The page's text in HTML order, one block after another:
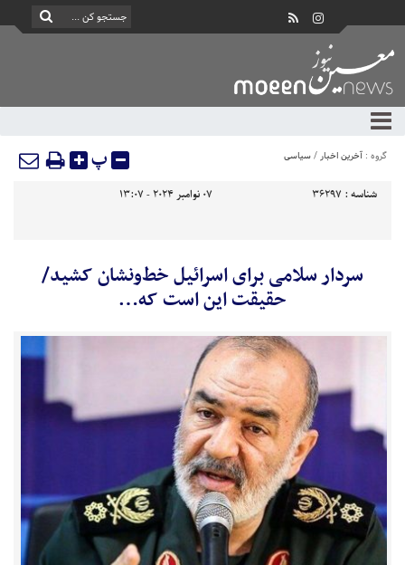
گروه : آخرین اخبار/سیاسی پ
شناسه : 36297 07 نوامبر 2024 - 13:07
سردار سلامی برای اسرائیل خط‌ونشان کشید/
حقیقت این است که…